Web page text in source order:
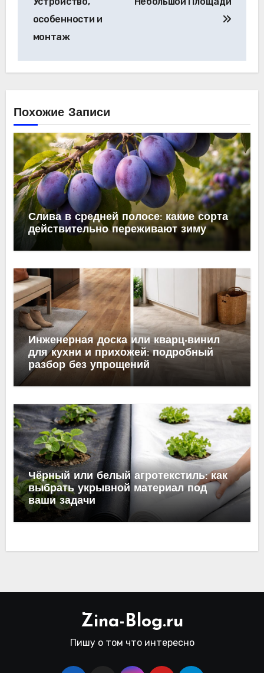
особенности и
монтаж
Похожие Записи
Слива в средней полосе: какие сорта
действительно переживают зиму
Инженерная доска или кварц-винил
для кухни и прихожей: подробный
разбор без упрощений
Чёрный или белый агротекстиль: как
выбрать укрывной материал под
ваши задачи
Zina-Blog.ru
Пишу о том что интересно